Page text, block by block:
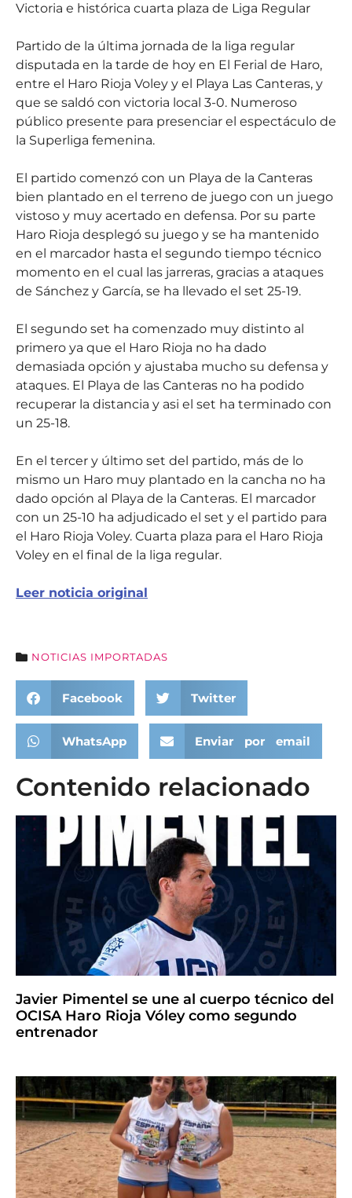
Victoria e histórica cuarta plaza de Liga Regular
Partido de la última jornada de la liga regular
disputada en la tarde de hoy en El Ferial de Haro,
entre el Haro Rioja Voley y el Playa Las Canteras, y
que se saldó con victoria local 3-0. Numeroso
público presente para presenciar el espectáculo de
la Superliga femenina.
El partido comenzó con un Playa de la Canteras
bien plantado en el terreno de juego con un juego
vistoso y muy acertado en defensa. Por su parte
Haro Rioja desplegó su juego y se ha mantenido
en el marcador hasta el segundo tiempo técnico
momento en el cual las jarreras, gracias a ataques
de Sánchez y García, se ha llevado el set 25-19.
El segundo set ha comenzado muy distinto al
primero ya que el Haro Rioja no ha dado
demasiada opción y ajustaba mucho su defensa y
ataques. El Playa de las Canteras no ha podido
recuperar la distancia y asi el set ha terminado con
un 25-18.
En el tercer y último set del partido, más de lo
mismo un Haro muy plantado en la cancha no ha
dado opción al Playa de la Canteras. El marcador
con un 25-10 ha adjudicado el set y el partido para
el Haro Rioja Voley. Cuarta plaza para el Haro Rioja
Voley en el final de la liga regular.
Leer noticia original
NOTICIAS IMPORTADAS
Facebook Twitter
WhatsApp Enviar por email
Contenido relacionado
Javier Pimentel se une al cuerpo técnico del
OCISA Haro Rioja Vóley como segundo
entrenador